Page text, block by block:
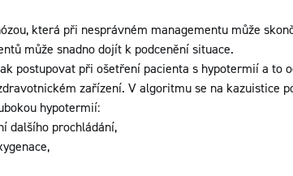
která při nesprávném managementu může
může snadno dojít k podcenění situace.
postupovat při ošetření pacienta s hypotermií a to
zařízení. V algoritmu se na kazuistice
hypotermií:
dalšího prochládání,